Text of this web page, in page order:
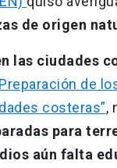
de origen
las ciudades
de
costeras”,
para
aún falta